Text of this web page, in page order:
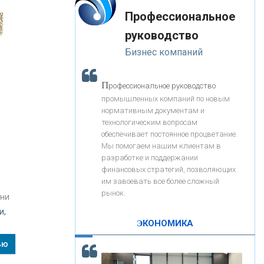
«ЗАПСИБКОМБАНК»
«РОСЕВРОБАНК»
«ПРЕСС-СЛУЖБА ВТБ24»
«АВТОГРАДБАНК»
«ПРОМРЕГИОНБАНК»
ОНАС
КОНТАКТЫ
корость - один из главных трендов в
кредитовании бизнеса - «Интервью»
-- Лучшее, что можно сделать с хорошим советом, это
пропустить его мимо ушей. Он никогда не бывает
полезен никому, кроме того, кто его дал.
-- Люблю давать советы и очень не люблю, когда их
дают мне.
Профессиональное
руководство
Бизнес компаний
Профессиональное руководство
промышленных компаний по новым
нормативным документам и
технологическим вопросам
обеспечивает постоянное процветание.
Мы помогаем нашим клиентам в
разработке и поддержании
финансовых стратегий, позволяющих
им завоевать все более сложный
рынок.
ЭКОНОМИКА